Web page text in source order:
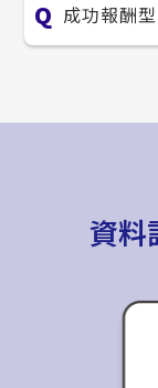
成功報酬
資料